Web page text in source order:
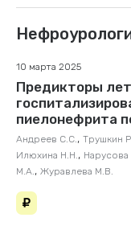
10 марта 2025
Предикторы
пиелонефрита
Андреев С.С., Трушкин
Илюхина Н.Н.,
М.А., Журавлева М.В.